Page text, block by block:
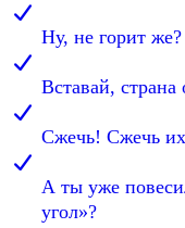
Ну, не горит же?
Вставай, страна
Сжечь! Сжечь
А ты уже
угол»?